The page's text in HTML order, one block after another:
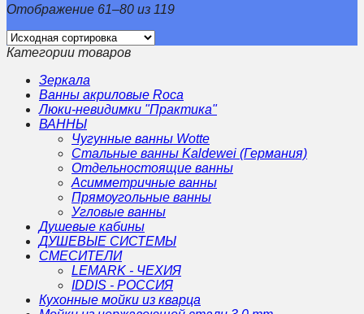
Отображение 61–80 из 119
Категории товаров
Зеркала
Ванны акриловые Roca
Люки-невидимки "Практика"
ВАННЫ
Чугунные ванны Wotte
Стальные ванны Kaldewei (Германия)
Отдельностоящие ванны
Асимметричные ванны
Прямоугольные ванны
Угловые ванны
Душевые кабины
ДУШЕВЫЕ СИСТЕМЫ
СМЕСИТЕЛИ
LEMARK - ЧЕХИЯ
IDDIS - РОССИЯ
Кухонные мойки из кварца